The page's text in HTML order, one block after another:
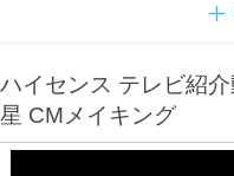
ハイセンス テレビ紹
星 CMメイキング